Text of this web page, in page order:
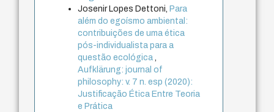
Josenir Lopes Dettoni, Para
além do egoísmo ambiental:
contribuições de uma ética
pós-individualista para a
questão ecológica,
Aufklärung: journal of
philosophy: v. 7 n. esp (2020):
Justificação Ética Entre Teoria
e Prática